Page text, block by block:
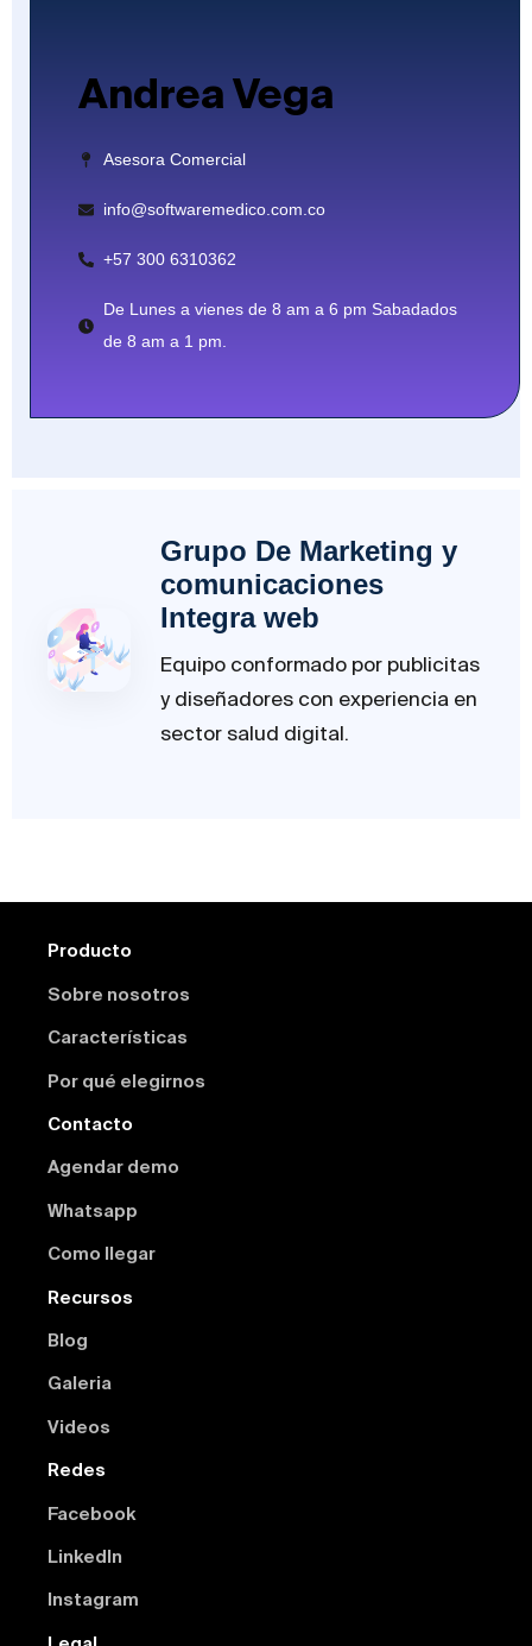
Andrea Vega
Asesora Comercial
info@softwaremedico.com.co
+57 300 6310362
De Lunes a vienes de 8 am a 6 pm Sabadados
de 8 am a 1 pm.
Grupo De Marketing y
comunicaciones
Integra web
Equipo conformado por publicitas
y diseñadores con experiencia en
sector salud digital.
Producto
Sobre nosotros
Características
Por qué elegirnos
Contacto
Agendar demo
Whatsapp
Como llegar
Recursos
Blog
Galeria
Videos
Redes
Facebook
Linkedln
Instagram